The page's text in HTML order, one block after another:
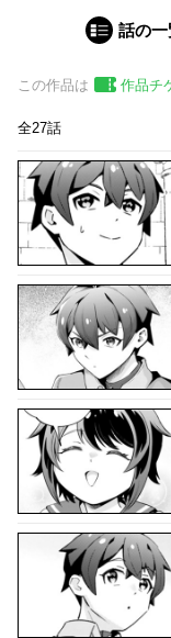
話の一
この作品は 作品チ
全27話